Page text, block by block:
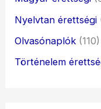
Nyelvtan érettségi
Olvasónaplók (110)
Történelem